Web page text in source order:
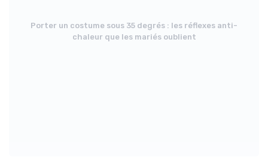
Porter un costume sous 35 degrés : les réflexes anti-
chaleur que les mariés oublient